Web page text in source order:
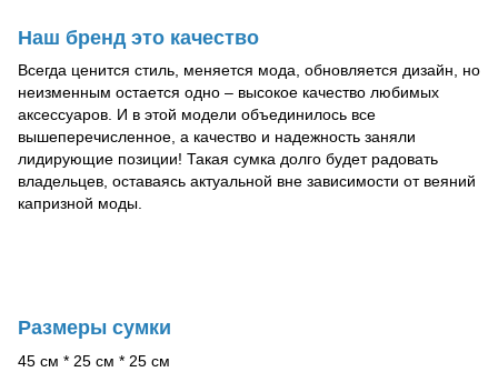
Наш бренд это качество
Всегда ценится стиль, меняется мода, обновляется дизайн, но
неизменным остается одно – высокое качество любимых
аксессуаров. И в этой модели объединилось все
вышеперечисленное, а качество и надежность заняли
лидирующие позиции! Такая сумка долго будет радовать
владельцев, оставаясь актуальной вне зависимости от веяний
капризной моды.
Размеры сумки
45 см * 25 см * 25 см